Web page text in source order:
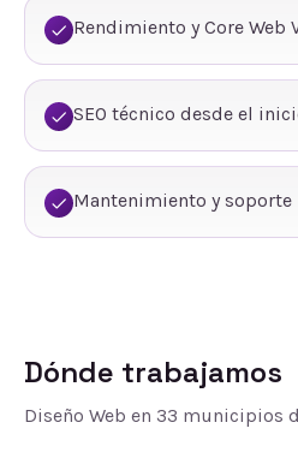
Rendimiento y Core Web
SEO técnico desde el
Mantenimiento y soporte
Dónde trabajamos
Diseño Web en 33 municipios